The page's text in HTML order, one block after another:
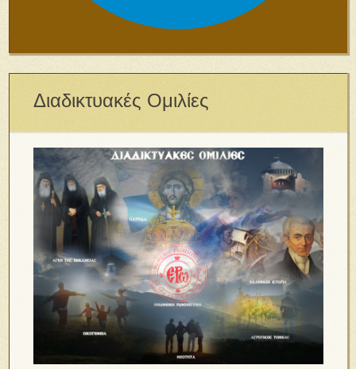
Διαδικτυακές Ομιλίες